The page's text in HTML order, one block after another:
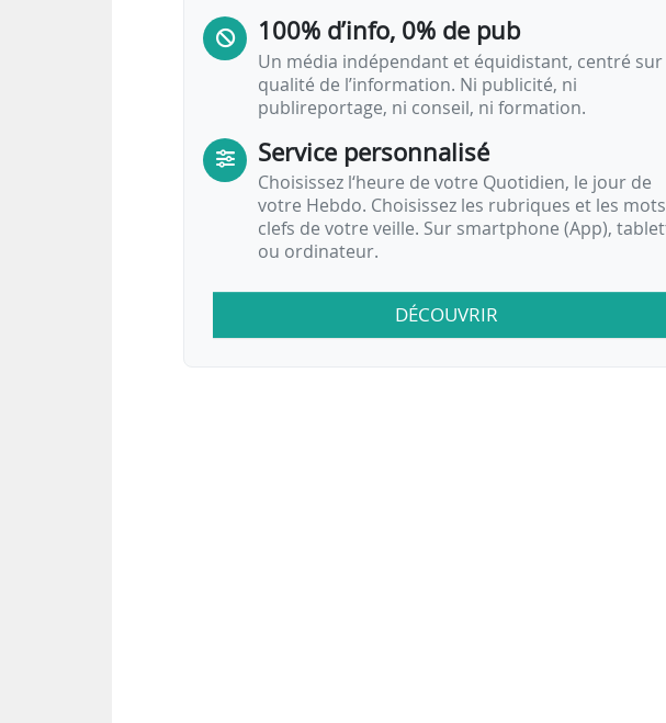
100% d’info, 0% de pub
Un média indépendant et équidistant, centré sur
qualité de l’information. Ni publicité, ni
publireportage, ni conseil, ni formation.
Service personnalisé
Choisissez l‘heure de votre Quotidien, le jour de
votre Hebdo. Choisissez les rubriques et les mots
clefs de votre veille. Sur smartphone (App),
ou ordinateur.
DÉCOUVRIR